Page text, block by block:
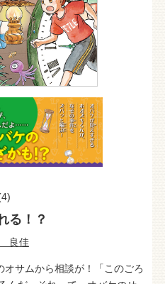
る！？
良佳
サムから相談が！「このごろ